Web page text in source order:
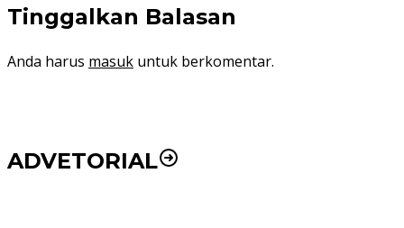
Tinggalkan Balasan
Anda harus masuk untuk berkomentar.
ADVETORIAL